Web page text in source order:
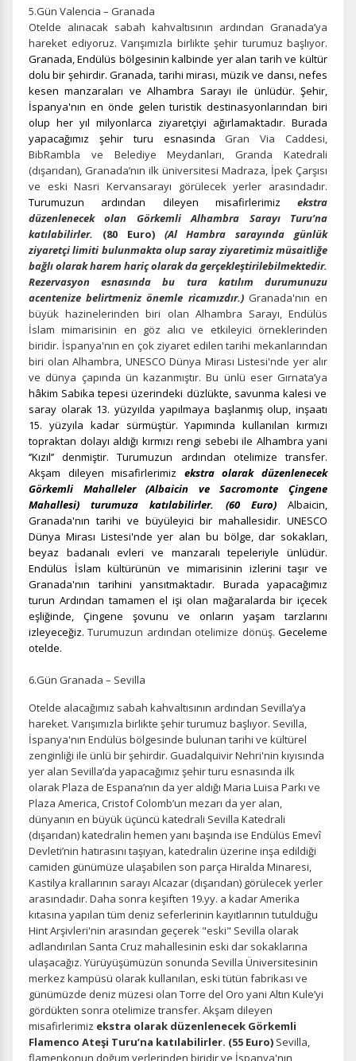
Çerez tercihlerinizi
Daha fazla bilgi içinKVKK bilgilendirmemizi,çerez kullanımve
gizlilik koşullarını inceleyebilirsiniz.
Zorunlu Çerezler HER ZAMAN AKTIF
Oturum yönetimi, güvenlik ve temel site işlevleri için
gereklidir. Bu çerezler olmadan site düzgün çalışmaz ve
devre dışı bırakılamaz.
İstatistik Çerezleri
Ziyaretçilerin siteyi nasıl kullandığını anonim olarak
ölçeriz. Hangi sayfaların popüler olduğunu ve
kullanıcıların nerede zorluk yaşadığını anlamamıza
yardımcı olur.
Pazarlama Çerezleri
Size ve ilgi alanlarınıza uygun reklamlar göstermek için
kullanılır. Kapatırsanız reklamları görmeye devam
edersiniz, ancak daha az alakalı olabilirler.
Tercihleri Kaydet
5.Gün Valencia – Granada
Otelde alınacak sabah kahvaltısının ardından Granada’ya
hareket ediyoruz. Varışımızla birlikte şehir turumuz başlıyor.
Granada, Endülüs bölgesinin kalbinde yer alan tarih ve kültür
dolu bir şehirdir. Granada, tarihi mirası, müzik ve dansı, nefes
kesen manzaraları ve Alhambra Sarayı ile ünlüdür. Şehir,
İspanya'nın en önde gelen turistik destinasyonlarından biri
olup her yıl milyonlarca ziyaretçiyi ağırlamaktadır. Burada
yapacağımız şehir turu esnasındaGran Via Caddesi,
BibRambla ve Belediye Meydanları, Granda Katedrali
(dışarıdan), Granada’nın ilk üniversitesi Madraza, İpek Çarşısı
ve eski Nasri Kervansarayı görülecek yerler arasındadır.
Turumuzun ardından dileyen misafirlerimiz ekstra
düzenlenecek olan Görkemli Alhambra Sarayı Turu’na
katılabilirler.
(80 Euro) (Al Hambra sarayında günlük
ziyaretçi limiti bulunmakta olup saray ziyaretimiz müsaitliğe
bağlı olarak harem hariç olarak da gerçekleştirilebilmektedir.
Rezervasyon esnasında bu tura katılım durumunuzu
acentenize belirtmeniz önemle ricamızdır.) Granada'nın en
büyük hazinelerinden biri olan Alhambra Sarayı, Endülüs
İslam mimarisinin en göz alıcı ve etkileyici örneklerinden
biridir. İspanya'nın en çok ziyaret edilen tarihi mekanlarından
biri olan Alhambra, UNESCO Dünya Mirası Listesi'nde yer alır
ve dünya çapında ün kazanmıştır. Bu ünlü eser Gırnata’ya
hâkim Sabika tepesi üzerindeki düzlükte, savunma kalesi ve
saray olarak 13. yüzyılda yapılmaya başlanmış olup, inşaatı
15. yüzyıla kadar sürmüştür. Yapımında kullanılan kırmızı
topraktan dolayı aldığı kırmızı rengi sebebi ile Alhambra yani
‘’Kızıl’’ denmiştir. Turumuzun ardından otelimize transfer.
Akşam dileyen misafirlerimiz ekstra olarak düzenlenecek
Görkemli Mahalleler (Albaicin ve Sacromonte Çingene
Mahallesi) turumuza katılabilirler. (60 Euro) Albaicin,
Granada'nın tarihi ve büyüleyici bir mahallesidir. UNESCO
Dünya Mirası Listesi'nde yer alan bu bölge, dar sokakları,
beyaz badanalı evleri ve manzaralı tepeleriyle ünlüdür.
Endülüs İslam kültürünün ve mimarisinin izlerini taşır ve
Granada'nın tarihini yansıtmaktadır. Burada yapacağımız
turun Ardından tamamen el işi olan mağaralarda bir içecek
eşliğinde, Çingene şovunu ve onların yaşam tarzlarını
izleyeceğiz.Turumuzun ardından otelimize dönüş.Geceleme
otelde.
6.Gün Granada – Sevilla
Otelde alacağımız sabah kahvaltısının ardından Sevilla’ya
hareket. Varışımızla birlikte şehir turumuz başlıyor. Sevilla,
İspanya'nın Endülüs bölgesinde bulunan tarihi ve kültürel
zenginliği ile ünlü bir şehirdir. Guadalquivir Nehri'nin kıyısında
yer alan Sevilla’da yapacağımız şehir turu esnasında ilk
olarak Plaza de Espana’nın da yer aldığı Maria Luisa Parkı ve
Plaza America, Cristof Colomb’un mezarı da yer alan,
dünyanın en büyük üçüncü katedrali Sevilla Katedrali
(dışarıdan) katedralin hemen yanı başında ise Endülüs Emevî
Devleti’nin hatırasını taşıyan, katedralin üzerine inşa edildiği
camiden günümüze ulaşabilen son parça Hiralda Minaresi,
Kastilya krallarının sarayı Alcazar (dışarıdan) görülecek yerler
arasındadır. Daha sonra keşiften 19.yy. a kadar Amerika
kıtasına yapılan tüm deniz seferlerinin kayıtlarının tutulduğu
Hint Arşivleri'nin arasından geçerek "eski" Sevilla olarak
adlandırılan Santa Cruz mahallesinin eski dar sokaklarına
ulaşacağız. Yürüyüşümüzün sonunda Sevilla Üniversitesinin
merkez kampüsü olarak kullanılan, eski tütün fabrikası ve
günümüzde deniz müzesi olan Torre del Oro yani Altın Kule’yi
gördükten sonra otelimize transfer. Akşam dileyen
misafirlerimiz ekstra olarak düzenlenecek Görkemli
Flamenco Ateşi Turu’na katılabilirler. (55 Euro) Sevilla,
flamenkonun doğum yerlerinden biridir ve İspanya'nın